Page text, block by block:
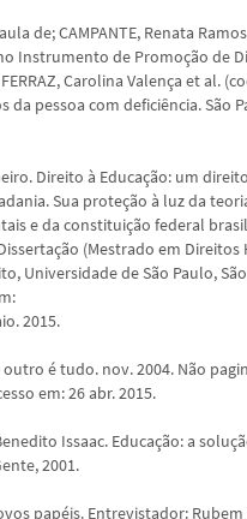
de; CAMPANTE, Renata
Instrumento de Promoção de
Carolina Valença et al.
da pessoa com deficiência. São
Direito à Educação: um
Sua proteção à luz da
e da constituição federal
(Mestrado em Direitos
Universidade de São Paulo,
2015.
outro é tudo. nov. 2004. Não
em: 26 abr. 2015.
Issaac. Educação: a
2001.
papéis. Entrevistador: